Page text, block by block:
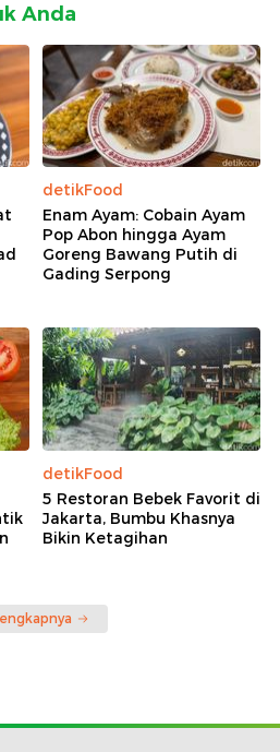
Anda
detikFood
Enam Ayam: Cobain Ayam
Pop Abon hingga Ayam
Goreng Bawang Putih di
Gading Serpong
detikFood
5 Restoran Bebek Favorit di
Jakarta, Bumbu Khasnya
Bikin Ketagihan